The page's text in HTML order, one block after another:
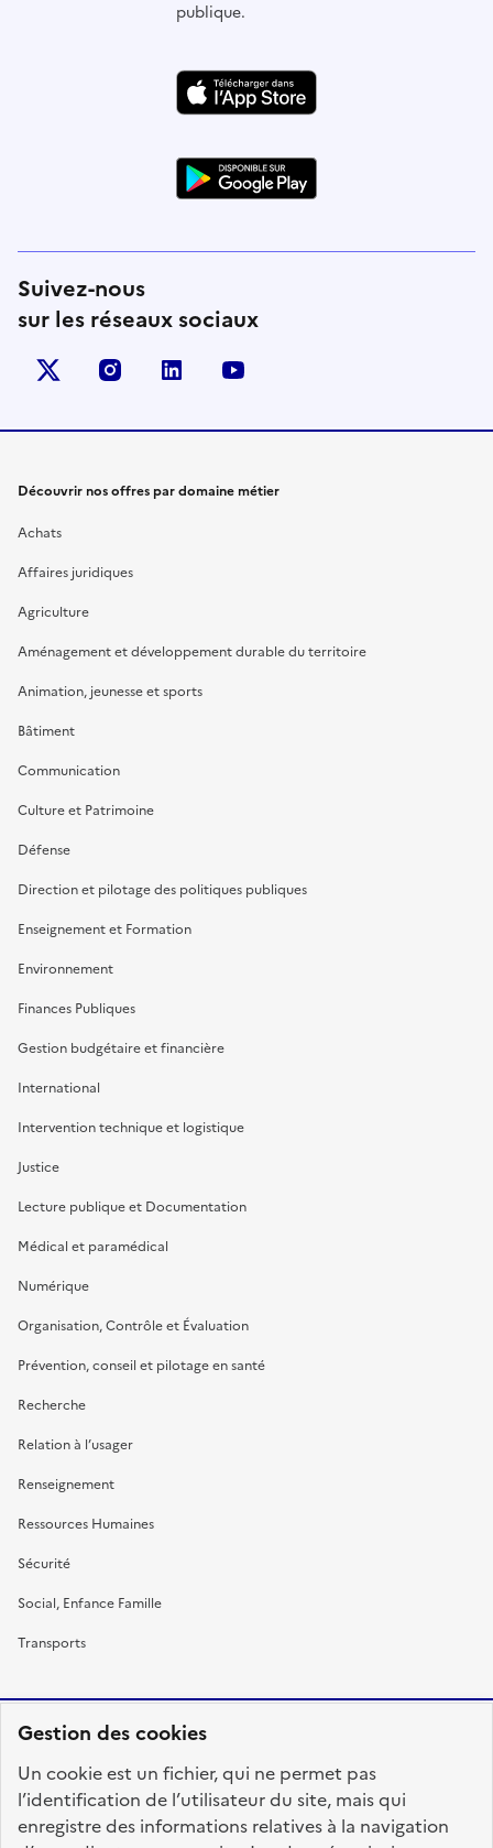
Gestion des cookies
Un cookie est un fichier, qui ne permet pas
l’identification de l’utilisateur du site, mais qui
enregistre des informations relatives à la navigation
publique.
Suivez-nous
sur les réseaux sociaux
X (anciennement Twitter)
instagramlinkedin
Découvrir nos offres par domaine métier
Achats
Affaires juridiques
Agriculture
Aménagement et développement durable du territoire
Animation, jeunesse et sports
Bâtiment
Communication
Culture et Patrimoine
Défense
Direction et pilotage des politiques publiques
Enseignement et Formation
Environnement
Finances Publiques
Gestion budgétaire et financière
International
Intervention technique et logistique
Justice
Lecture publique et Documentation
Médical et paramédical
Numérique
Organisation, Contrôle et Évaluation
Prévention, conseil et pilotage en santé
Recherche
Relation à l’usager
Renseignement
Ressources Humaines
Sécurité
Social, Enfance Famille
Transports
FRANÇAISE